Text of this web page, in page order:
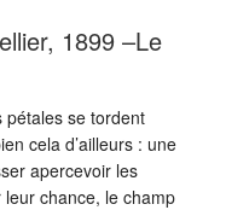
1899 –Le
pétales se tordent
cela d’ailleurs : une
apercevoir les
chance, le champ